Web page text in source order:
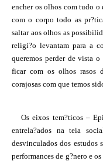
encher os olhos com tudo
com o corpo todo as
saltar aos olhos as
religi?o levantam para a
queremos perder de vista
ficar com os olhos rasos
corajosas com que temos
Os eixos tem?ticos –
entrela?ados na teia
desvinculados dos estudos
performances de g?nero e